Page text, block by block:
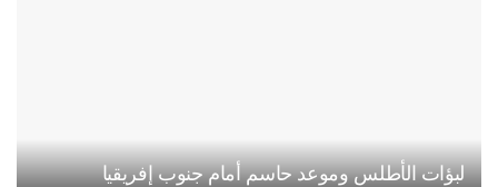
لبؤات الأطلس وموعد حاسم أمام جنوب إفريقيا